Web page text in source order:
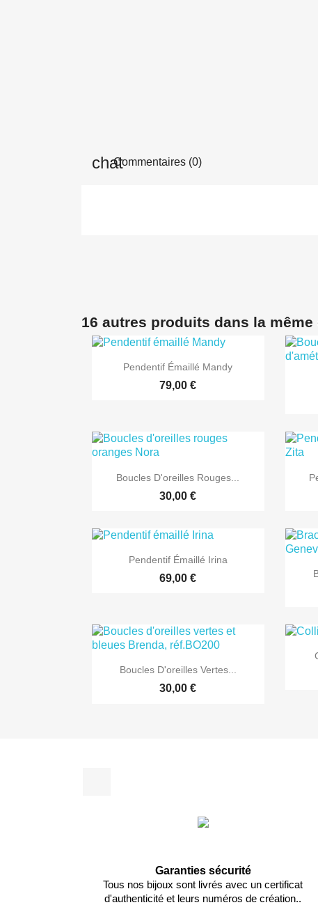
Commentaires (0)
16 autres produits dans la même
 Aperçu rapide
Pendentif Émaillé Mandy
79,00 €
 Aperçu rapide
Boucles D'oreilles Rouges...
30,00 €
 Aperçu rapide
Pendentif Émaillé Irina
69,00 €
 Aperçu rapide
Boucles D'oreilles Vertes...
30,00 €
Garanties sécurité
Tous nos bijoux sont livrés avec un certificat
d'authenticité et leurs numéros de création..